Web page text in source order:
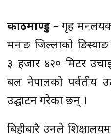
काठमाण्डु – गृह
मनाङ जिल्लाको
३ हजार ४२० मिटर
बल नेपालको पर्वतीय
उद्घाटन गरेका छन् ।
बिहीबारै उनले